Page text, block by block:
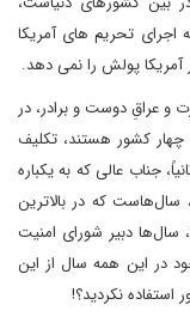
تحریم های آمریکا
آمریکا پولش را نمی دهد.
و عراقِ دوست و برادر، در
کشور هستند، تکلیف
جناب عالی که به یکباره
سال‌هاست که در بالاترین
سال‌ها دبیر شورای امنیت
در این همه سال از این